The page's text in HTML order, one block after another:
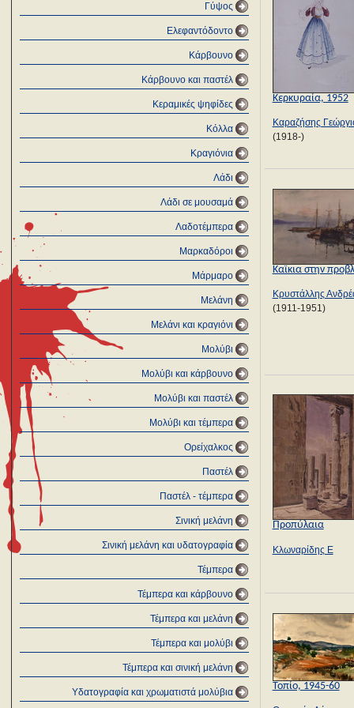
Γύψος
Ελεφαντόδοντο
Κάρβουνο
Κάρβουνο και παστέλ
Κεραμικές ψηφίδες
Κόλλα
Κραγιόνια
Λάδι
Λάδι σε μουσαμά
Λαδοτέμπερα
Μαρκαδόροι
Μάρμαρο
Μελάνη
Μελάνι και κραγιόνι
Μολύβι
Μολύβι και κάρβουνο
Μολύβι και παστέλ
Μολύβι και τέμπερα
Ορείχαλκος
Παστέλ
Παστέλ - τέμπερα
Σινική μελάνη
Σινική μελάνη και υδατογραφία
Τέμπερα
Τέμπερα και κάρβουνο
Τέμπερα και μελάνη
Τέμπερα και μολύβι
Τέμπερα και σινική μελάνη
Υδατογραφία και χρωματιστά μολύβια
Κερκυραία, 1952
Καραζήσης
(1918-)
Καϊκια στην
Κρυστάλλης
(1911-1951)
Προπύλαια
Κλωναρίδης Ε
Τοπίο, 1945-60